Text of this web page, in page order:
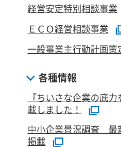
経営安定特別相談事業
ＥＣＯ経営相談事業
一般事業主行動計画策
各種情報
『ちいさな企業の底
載しました！
中小企業景況調査 最
掲載